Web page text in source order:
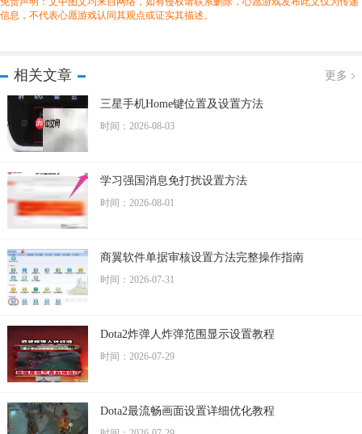
信息，不代表心愿游戏认同其观点或证实其描述。
相关文章 更多
三星手机Home键位置及设置方法
时间：2026-08-03
学习强国消息免打扰设置方法
时间：2026-08-01
商翼软件单据审核设置方法完整操作指南
时间：2026-07-31
Dota2炸弹人炸弹范围显示设置教程
时间：2026-07-29
Dota2最流畅画面设置详细优化教程